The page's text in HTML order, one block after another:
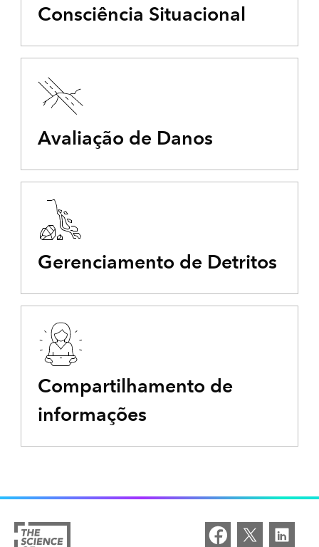
Consciência Situacional
Avaliação de Danos
Gerenciamento de Detritos
Compartilhamento de
informações